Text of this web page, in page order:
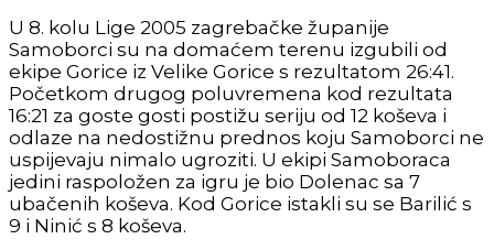
U 8. kolu Lige 2005 zagrebačke županije
Samoborci su na domaćem terenu izgubili od
ekipe Gorice iz Velike Gorice s rezultatom 26:41.
Početkom drugog poluvremena kod rezultata
16:21 za goste gosti postižu seriju od 12 koševa i
odlaze na nedostižnu prednos koju Samoborci ne
uspijevaju nimalo ugroziti. U ekipi Samoboraca
jedini raspoložen za igru je bio Dolenac sa 7
ubačenih koševa. Kod Gorice istakli su se Barilić s
9 i Ninić s 8 koševa.